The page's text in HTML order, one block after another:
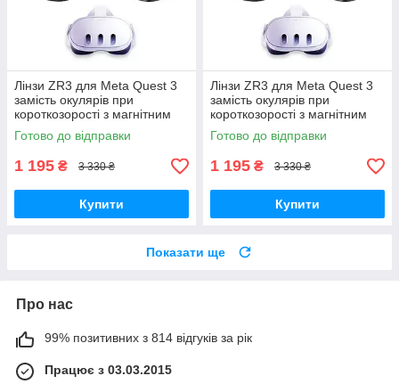
Лінзи ZR3 для Meta Quest 3
замість окулярів при
короткозорості з магнітним
кріпленням, Anti Blue —
L:-5.0D R:-5.0D
Готово до відправки
1 195 ₴ 3 330 ₴
Купити
Лінзи ZR3 для Meta Quest 3
замість окулярів при
короткозорості з магнітним
кріпленням, Anti Blue —
L:-1.5D R:-1.5D
Готово до відправки
1 195 ₴ 3 330 ₴
Купити
Показати ще
Про нас
99% позитивних з 814 відгуків за рік
Працює з 03.03.2015